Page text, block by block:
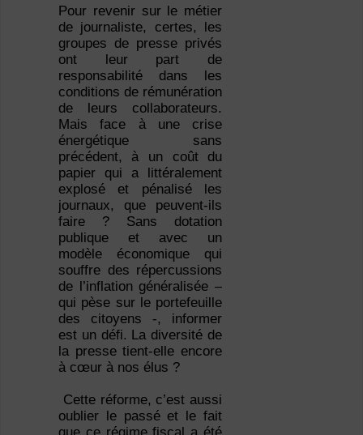
Pour revenir sur le métier
de journaliste, certes, les
groupes de presse privés
ont leur part de
responsabilité dans les
conditions de rémunération
de leurs collaborateurs.
Mais face à une crise
énergétique sans
précédent, à un coût du
papier qui a littéralement
explosé et pénalisé les
journaux, que peuvent-ils
faire ? Sans dotation
publique et avec un
modèle économique qui
souffre des répercussions
de l’inflation généralisée –
qui pèse sur le portefeuille
des citoyens -, informer
est un défi. La diversité de
la presse tient-elle encore
à cœur à nos élus ?
Cette réforme, c’est aussi
oublier le passé et le fait